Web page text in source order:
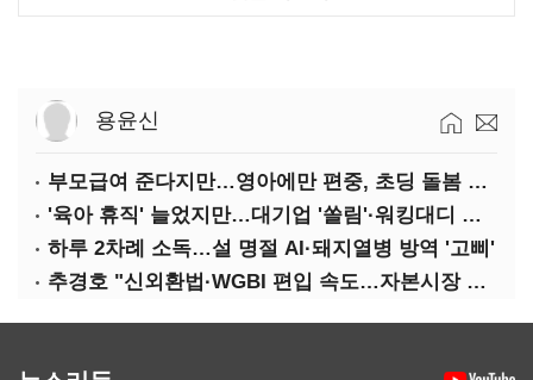
용윤신
부모급여 준다지만…영아에만 편중, 초딩 돌봄 절실
'육아 휴직' 늘었지만…대기업 '쏠림'·워킹대디 여전히 '저조'
하루 2차례 소독…설 명절 AI·돼지열병 방역 '고삐'
추경호 "신외환법·WGBI 편입 속도…자본시장 투자환경 개선"